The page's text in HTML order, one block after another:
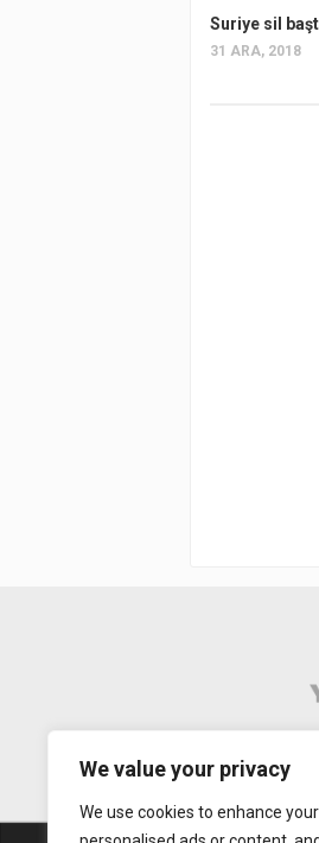
We value your privacy
We use cookies to enhance
Suriye sil
31 ARA, 2018